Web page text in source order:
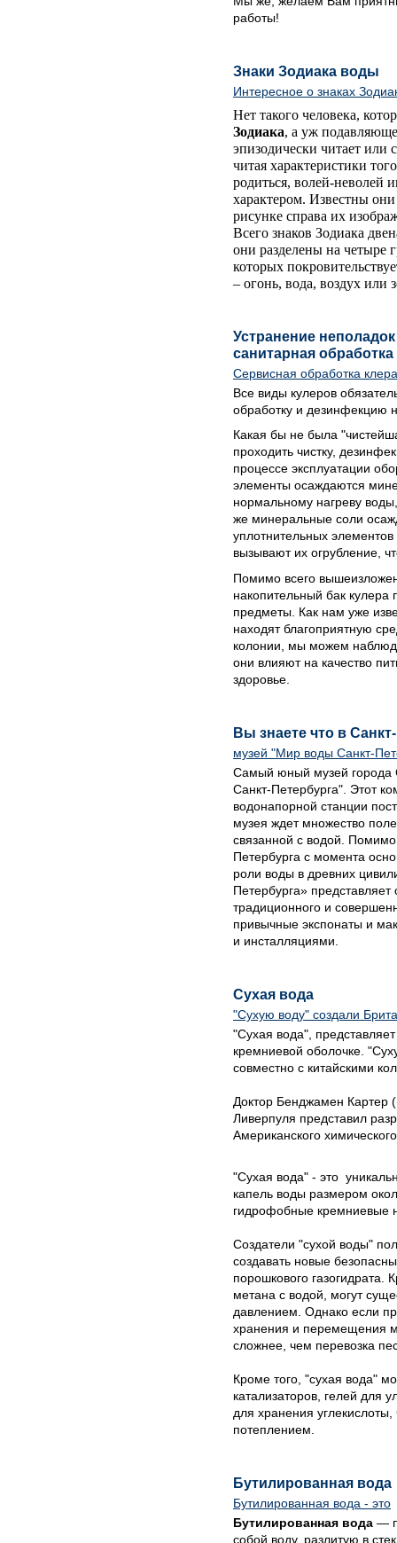
работы!
Знаки Зодиака воды
Интересное о знаках
Нет такого человека,
Зодиака, а уж
эпизодически читает или
читая характеристики
родиться, волей-неволей
характером. Известны
рисунке справа их
Всего знаков Зодиака
они разделены на четыре
которых
– огонь, вода, воздух или
Устранение
санитарная
Сервисная обработка клера
Все виды кулеров
обработку и дезинфекцию
Какая бы не была
проходить чистку,
процессе эксплуатации
элементы осаждаются
нормальному нагреву
же минеральные соли
уплотнительных
вызывают их огрубление,
Помимо всего
накопительный бак
предметы. Как нам уже
находят благоприятную
колонии, мы можем
они влияют на качество
здоровье.
Вы знаете что в
музей "Мир воды Санкт-
Самый юный музей города
Санкт-Петербурга". Этот
водонапорной станции
музея ждет множество
связанной с водой.
Петербурга с момента
роли воды в древних
Петербурга»
традиционного и
привычные экспонаты и
и инсталляциями.
Сухая вода
"Сухую воду" создали
"Сухая вода",
кремниевой оболочке.
совместно с китайскими
Доктор Бенджамен Картер
Ливерпуля представил
Американского
"Сухая вода" - это
капель воды размером
гидрофобные кремниевые
Создатели "сухой воды"
создавать новые
порошкового газогидрата.
метана с водой, могут
давлением. Однако если
хранения и перемещения
сложнее, чем перевозка
Кроме того, "сухая вода"
катализаторов, гелей для
для хранения
потеплением.
Бутилированная вода
Бутилированная вода - это
Бутилированная вода —
собой воду, разлитую в